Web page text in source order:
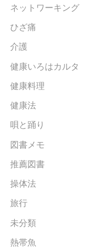
ネットワーキング
ひざ痛
介護
健康いろはカルタ
健康料理
健康法
唄と踊り
図書メモ
推薦図書
操体法
旅行
未分類
熱帯魚